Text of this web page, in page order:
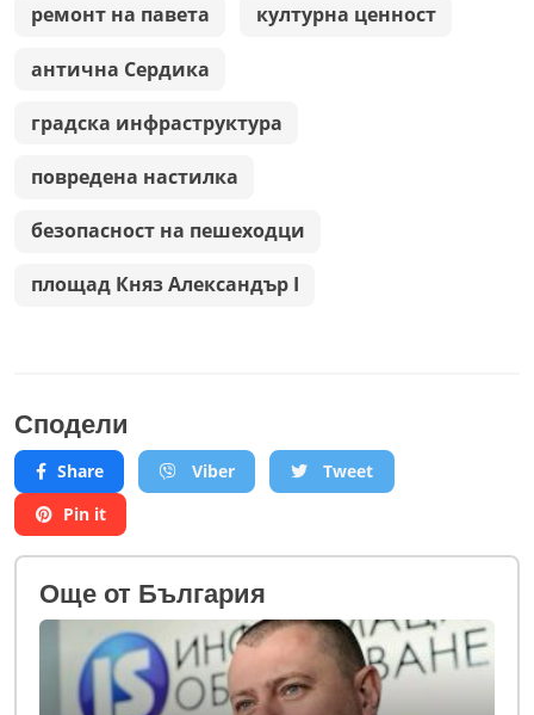
ремонт на павета културна ценност
антична Сердика
градска инфраструктура
повредена настилка
безопасност на пешеходци
площад Княз Александър I
Сподели
Share Viber
Tweet
Pin it
Oще от България